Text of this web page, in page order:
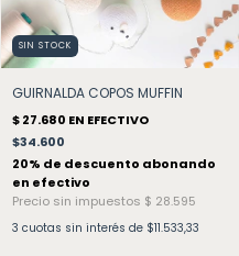
SIN STOCK
GUIRNALDA COPOS MUFFIN
$34.600
3 cuotas sin interés de $11.533,33